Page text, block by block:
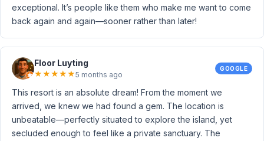
exceptional. It’s people like them who make me want to come
back again and again—sooner rather than later!
Floor Luyting
★★★★★5 months ago
GOOGLE
This resort is an absolute dream! From the moment we
arrived, we knew we had found a gem. The location is
unbeatable—perfectly situated to explore the island, yet
secluded enough to feel like a private sanctuary. The